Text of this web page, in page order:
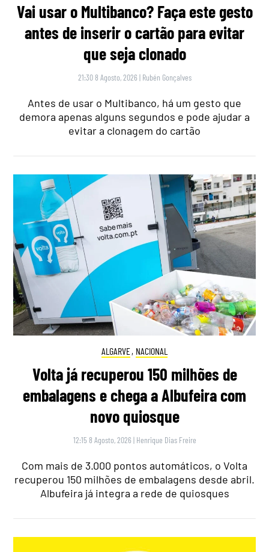
Vai usar o Multibanco? Faça este gesto
antes de inserir o cartão para evitar
que seja clonado
21:30 8 Agosto, 2026 | Rubén Gonçalves
Antes de usar o Multibanco, há um gesto que
demora apenas alguns segundos e pode ajudar a
evitar a clonagem do cartão
ALGARVE, NACIONAL
Volta já recuperou 150 milhões de
embalagens e chega a Albufeira com
novo quiosque
12:15 8 Agosto, 2026 | Henrique Dias Freire
Com mais de 3.000 pontos automáticos, o Volta
recuperou 150 milhões de embalagens desde abril.
Albufeira já integra a rede de quiosques